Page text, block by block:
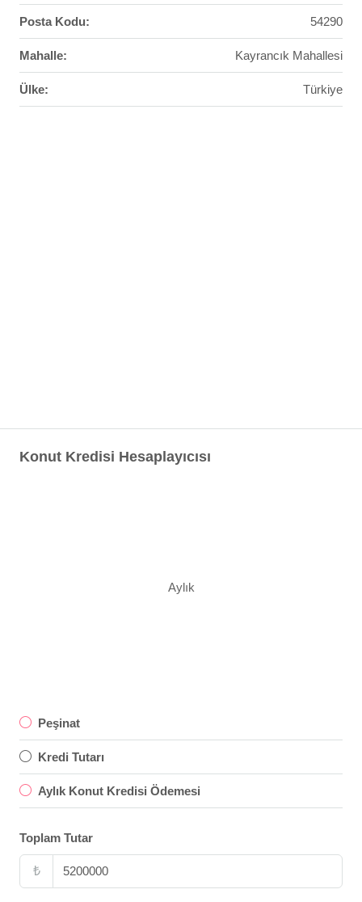
Posta Kodu: 54290
Mahalle: Kayrancık Mahallesi
Ülke: Türkiye
Konut Kredisi Hesaplayıcısı
Aylık
Peşinat
Kredi Tutarı
Aylık Konut Kredisi Ödemesi
Toplam Tutar
₺